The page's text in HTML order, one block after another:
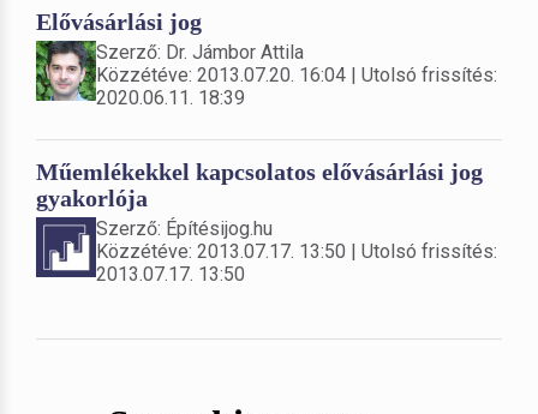
Elővásárlási jog
Szerző: Dr. Jámbor Attila
Közzétéve: 2013.07.20. 16:04 | Utolsó frissítés:
2020.06.11. 18:39
Műemlékekkel kapcsolatos elővásárlási jog
gyakorlója
Szerző: Építésijog.hu
Közzétéve: 2013.07.17. 13:50 | Utolsó frissítés:
2013.07.17. 13:50